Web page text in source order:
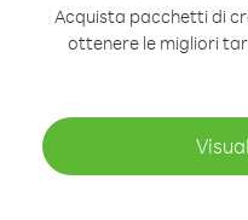
Acquista pacchetti di
ottenere le migliori